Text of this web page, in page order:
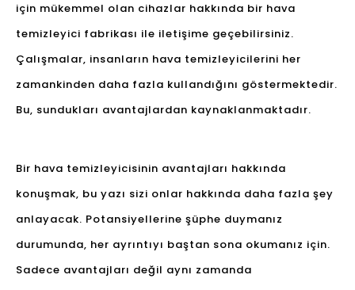
için mükemmel olan cihazlar hakkında bir hava
temizleyici fabrikası ile iletişime geçebilirsiniz.
Çalışmalar, insanların hava temizleyicilerini her
zamankinden daha fazla kullandığını göstermektedir.
Bu, sundukları avantajlardan kaynaklanmaktadır.
Bir hava temizleyicisinin avantajları hakkında
konuşmak, bu yazı sizi onlar hakkında daha fazla şey
anlayacak. Potansiyellerine şüphe duymanız
durumunda, her ayrıntıyı baştan sona okumanız için.
Sadece avantajları değil aynı zamanda